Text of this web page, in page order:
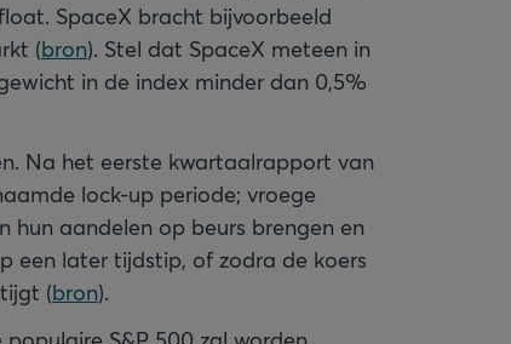
SpaceX bracht bijvoorbeeld
(bron). Stel dat SpaceX meteen in
in de index minder dan 0,5%
Na het eerste kwartaalrapport van
lock-up periode; vroege
hun aandelen op beurs brengen en
een later tijdstip, of zodra de koers
(bron).